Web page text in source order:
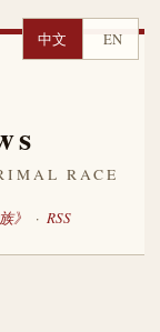
中文 EN
RACE
》 · RSS